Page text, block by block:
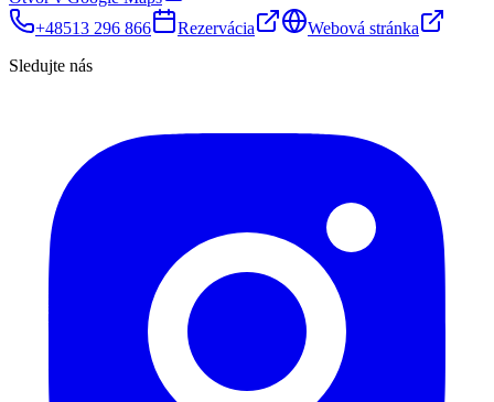
+48513 296 866
Rezervácia
Webová stránka
Sledujte nás